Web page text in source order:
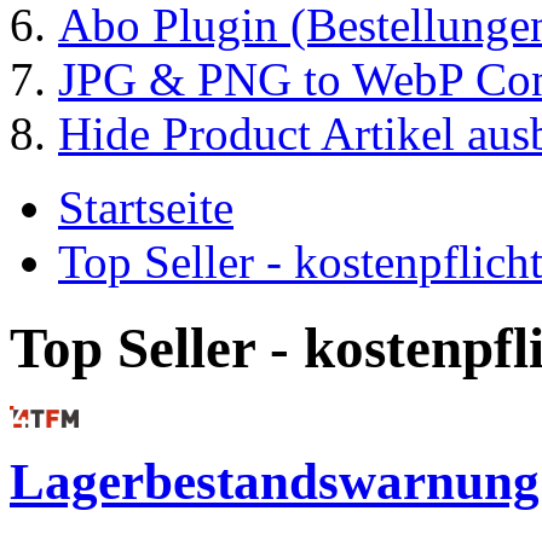
Abo Plugin
JPG & PNG to WebP
Hide Product Artikel
Startseite
Top Seller -
Top Seller -
Lagerbestandswarnung